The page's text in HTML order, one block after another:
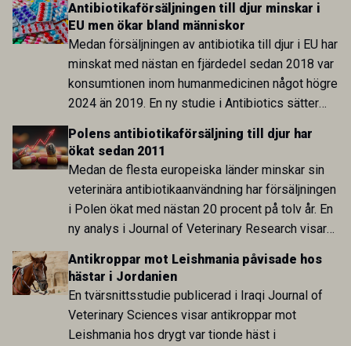
Antibiotikaförsäljningen till djur minskar i
EU men ökar bland människor
Medan försäljningen av antibiotika till djur i EU har
minskat med nästan en fjärdedel sedan 2018 var
konsumtionen inom humanmedicinen något högre
2024 än 2019. En ny studie i Antibiotics sätter
utvecklingen inom de båda sektorerna sida vid
sida och pekar på en obalans i EU:s One Health-
arbete.
Polens antibiotikaförsäljning till djur har
ökat sedan 2011
Medan de flesta europeiska länder minskar sin
veterinära antibiotikaanvändning har försäljningen
i Polen ökat med nästan 20 procent på tolv år. En
ny analys i Journal of Veterinary Research visar
att skillnaden mot lågförbrukarländer som
Sverige är fortsatt stor.
Antikroppar mot Leishmania påvisade hos
hästar i Jordanien
En tvärsnittsstudie publicerad i Iraqi Journal of
Veterinary Sciences visar antikroppar mot
Leishmania hos drygt var tionde häst i